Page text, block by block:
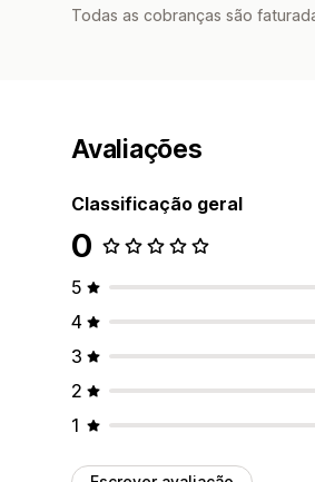
Todas as cobranças são
Avaliações
Classificação geral
0
5
4
3
2
1